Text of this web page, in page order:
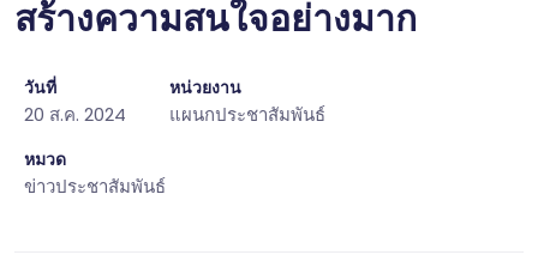
สร้างความสนใจอย่างมาก
วันที่
20 ส.ค. 2024
หน่วยงาน
แผนกประชาสัมพันธ์
หมวด
ข่าวประชาสัมพันธ์